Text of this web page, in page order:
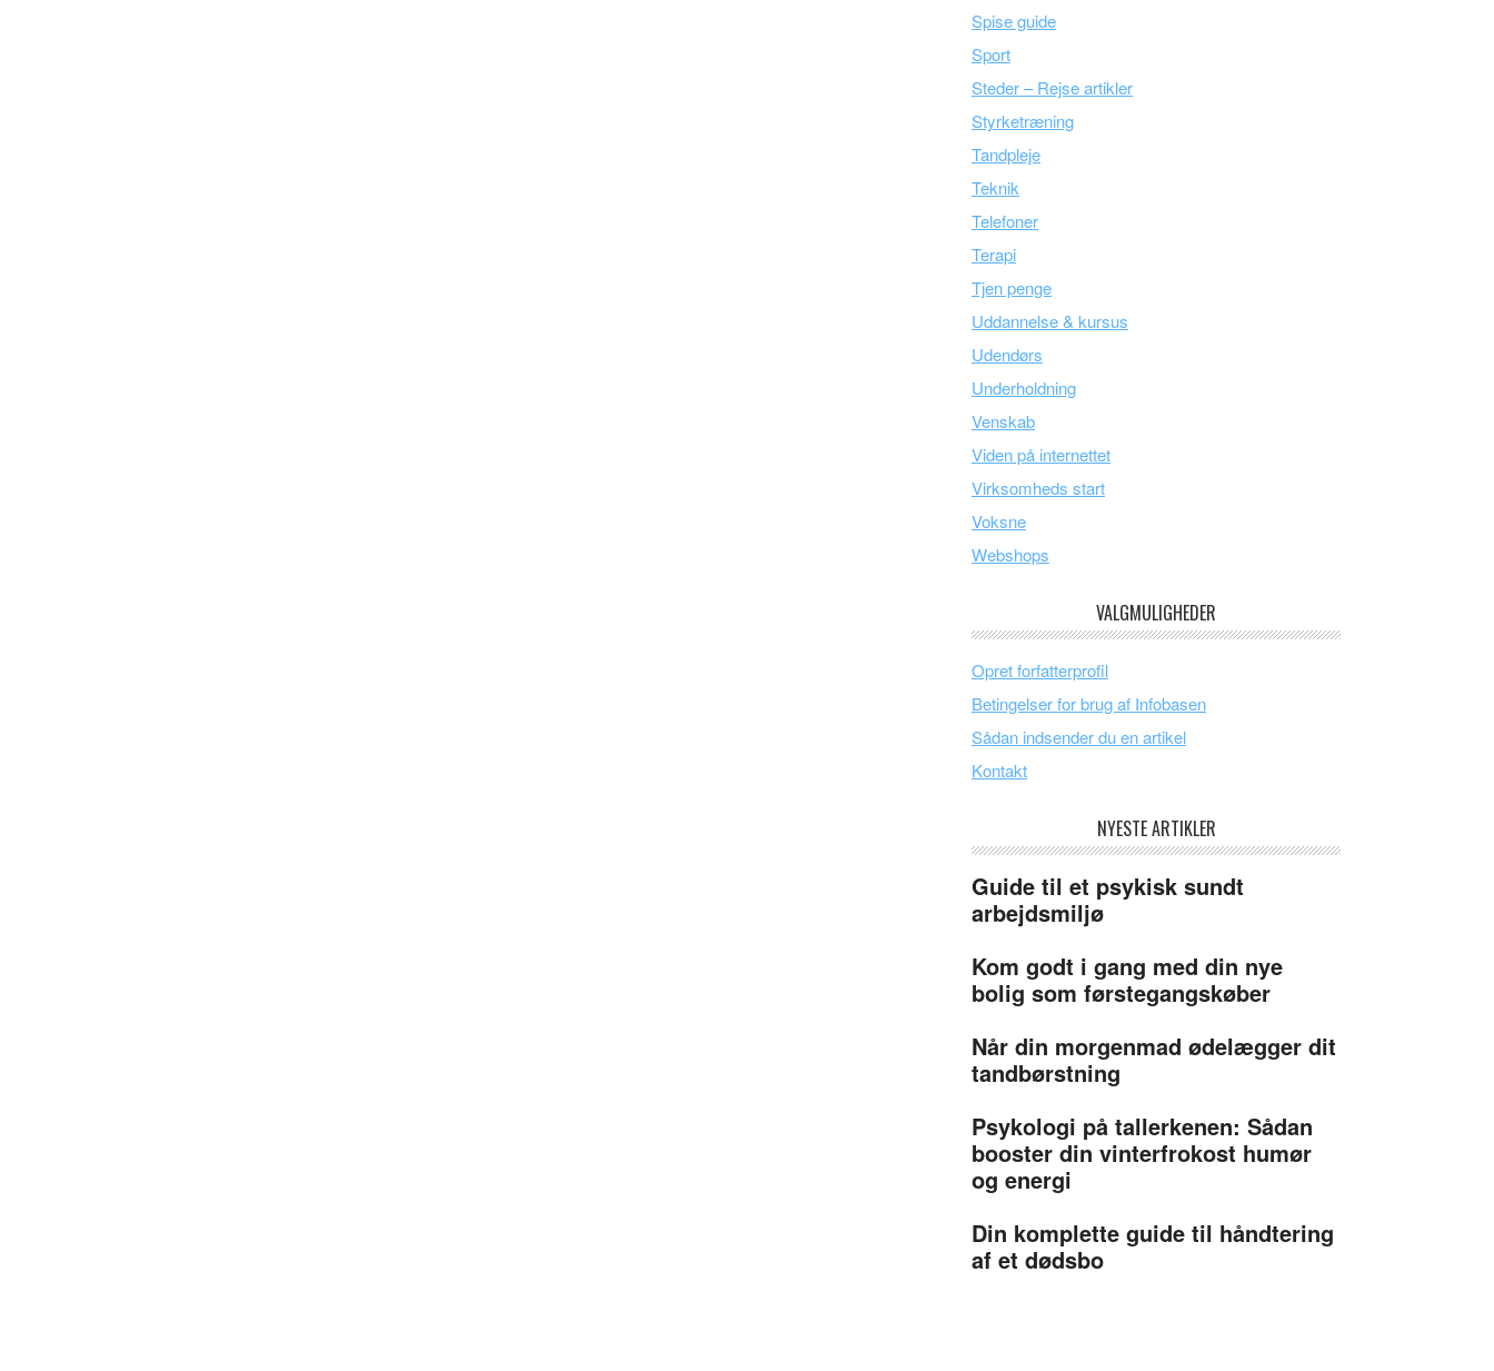
Spise guide
Sport
Steder – Rejse artikler
Styrketræning
Tandpleje
Teknik
Telefoner
Terapi
Tjen penge
Uddannelse & kursus
Udendørs
Underholdning
Venskab
Viden på internettet
Virksomheds start
Voksne
Webshops
VALGMULIGHEDER
Opret forfatterprofil
Betingelser for brug af Infobasen
Sådan indsender du en artikel
Kontakt
NYESTE ARTIKLER
Guide til et psykisk sundt
arbejdsmiljø
Kom godt i gang med din nye
bolig som førstegangskøber
Når din morgenmad ødelægger dit
tandbørstning
Psykologi på tallerkenen: Sådan
booster din vinterfrokost humør
og energi
Din komplette guide til håndtering
af et dødsbo